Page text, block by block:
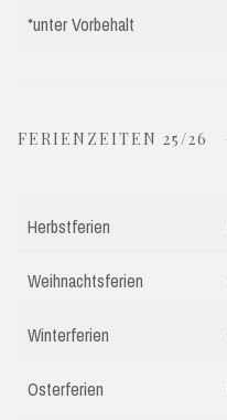
*unter Vorbehalt
FERIENZEITEN 25/26
Herbstferien
Weihnachtsferien
Winterferien
Osterferien